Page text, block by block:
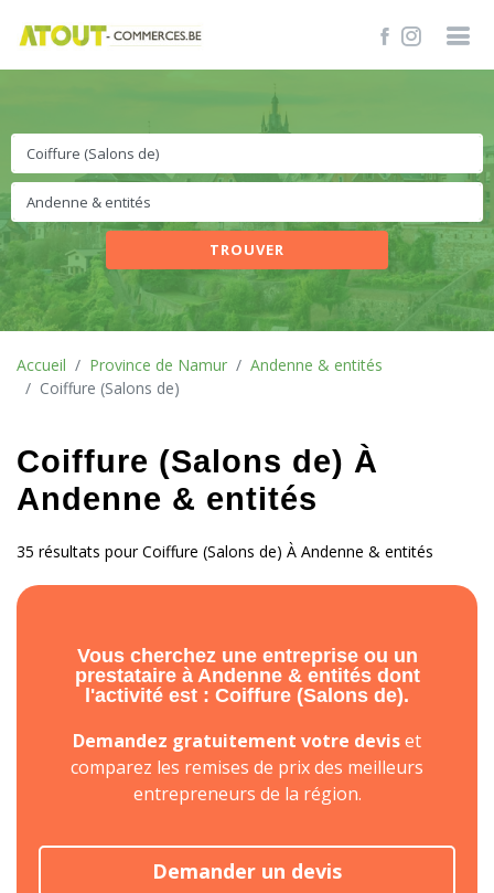
TROUVER
Accueil Province de Namur
Andenne & entités
Coiffure (Salons de)
Coiffure (Salons de) À
Andenne & entités
35 résultats pour Coiffure (Salons de) À Andenne & entités
Vous cherchez une entreprise ou un
prestataire à Andenne & entités dont
l'activité est : Coiffure (Salons de).
Demandez gratuitement votre deviset
comparez les remises de prix des meilleurs
entrepreneurs de la région.
Demander un devis